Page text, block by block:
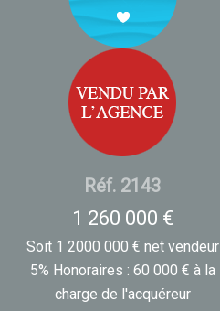
Réf. 2143
1 260 000 €
Soit 1 2000 000 € net vendeur
5% Honoraires : 60 000 € à la
charge de l'acquéreur